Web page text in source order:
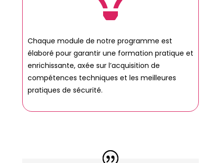
Chaque module de notre programme est
élaboré pour garantir une formation pratique et
enrichissante, axée sur l’acquisition de
compétences techniques et les meilleures
pratiques de sécurité.